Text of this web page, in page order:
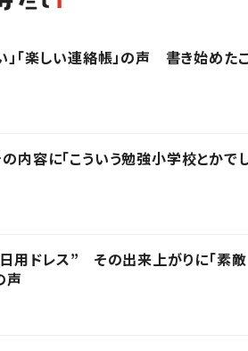
「楽しい連絡帳」の声 書き始めたこ
容に「こういう勉強小学校とかで
用ドレス” その出来上がりに「素敵
声